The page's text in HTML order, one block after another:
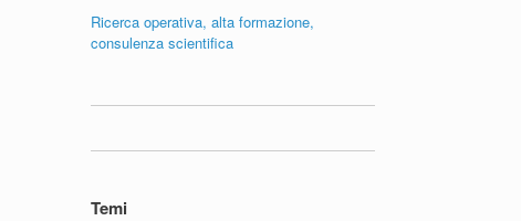
Ricerca operativa, alta formazione,
consulenza scientifica
Temi